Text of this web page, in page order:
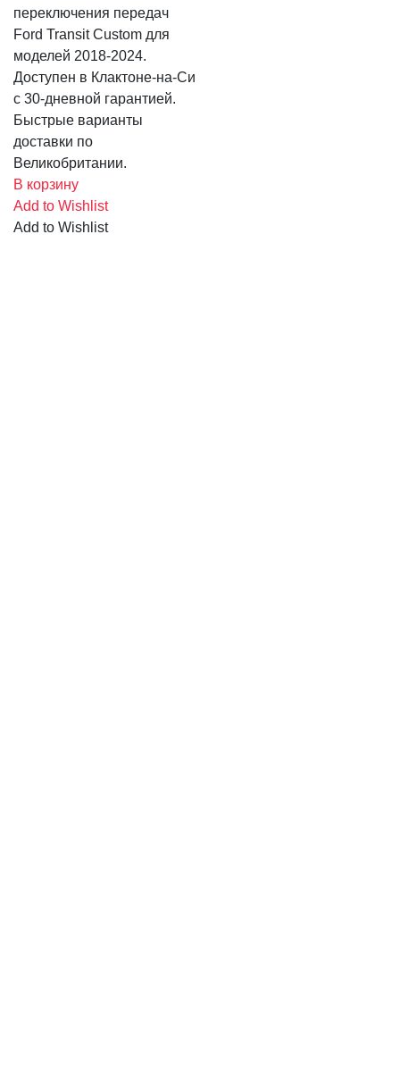
переключения передач
Ford Transit Custom для
моделей 2018-2024.
Доступен в Клактоне-на-Си
с 30-дневной гарантией.
Быстрые варианты
доставки по
Великобритании.
В корзину
Add to Wishlist
Add to Wishlist